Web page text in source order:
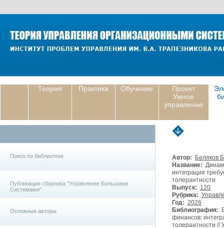
Теория Практика Обучение
Проект
Умное
управление
Поиск по библиотеке
Публикации сборника "Управление Большими
Системами"
Основные авторы
Автор:
Беляков
Название:
интеграция
толерантности
Выпуск: 120
Рубрика:
Год: 2026
Библиография:
финансов:
толерантности